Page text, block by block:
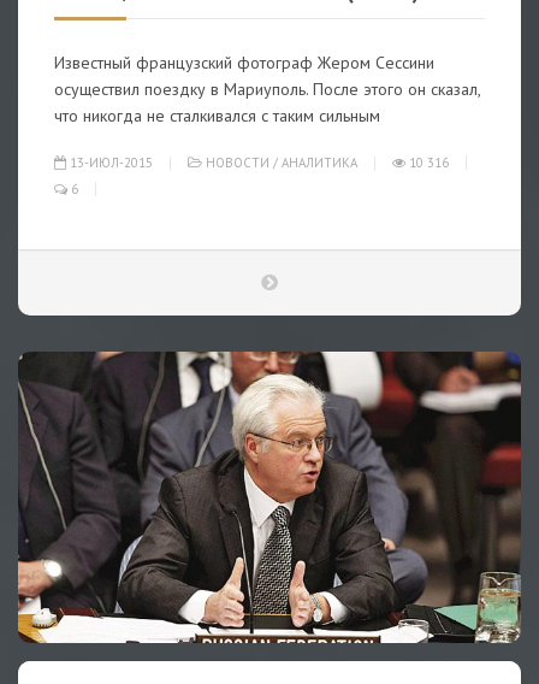
Известный французский фотограф Жером Сессини
осуществил поездку в Мариуполь. После этого он сказал,
что никогда не сталкивался с таким сильным
13-ИЮЛ-2015 НОВОСТИ / АНАЛИТИКА
10 316
6